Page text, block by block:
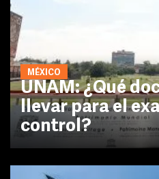
MÉXICO
UNAM: ¿Qué
llevar para el
control?